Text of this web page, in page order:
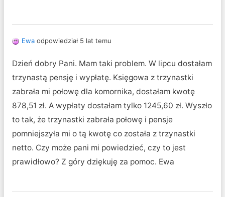
Ewaodpowiedział 5 lat temu
Dzień dobry Pani. Mam taki problem. W lipcu dostałam
trzynastą pensję i wypłatę. Księgowa z trzynastki
zabrała mi połowę dla komornika, dostałam kwotę
878,51 zł. A wypłaty dostałam tylko 1245,60 zł. Wyszło
to tak, że trzynastki zabrała połowę i pensje
pomniejszyła mi o tą kwotę co została z trzynastki
netto. Czy może pani mi powiedzieć, czy to jest
prawidłowo? Z góry dziękuję za pomoc. Ewa